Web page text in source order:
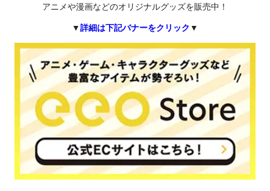
アニメや漫画などのオリジナルグッズを販売中！
▼詳細は下記バナーをクリック ▼